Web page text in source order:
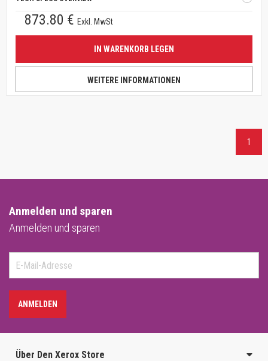
873.80 € Exkl. MwSt
IN WARENKORB LEGEN
WEITERE INFORMATIONEN
1
Anmelden und sparen
Anmelden und sparen
ANMELDEN
Über Den Xerox Store